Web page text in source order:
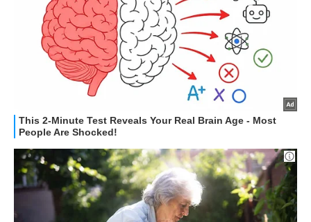
STREAMING E SERIE TV